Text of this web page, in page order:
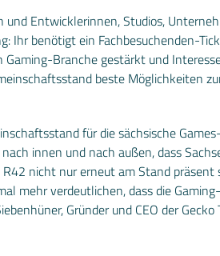
Entwicklerinnen, Studios,
Ihr benötigt ein Fachbesuchenden-
Branche gestärkt und
beste Möglichkeiten
für die sächsische
innen und nach außen, dass
nicht nur erneut am Stand präsent
mehr verdeutlichen, dass die
Gründer und CEO der